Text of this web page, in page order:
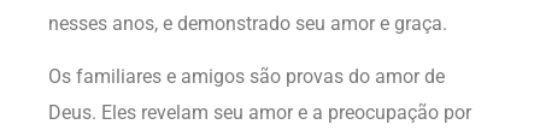
nesses anos, e demonstrado seu amor e graça.
Os familiares e amigos são provas do amor de
Deus. Eles revelam seu amor e a preocupação por